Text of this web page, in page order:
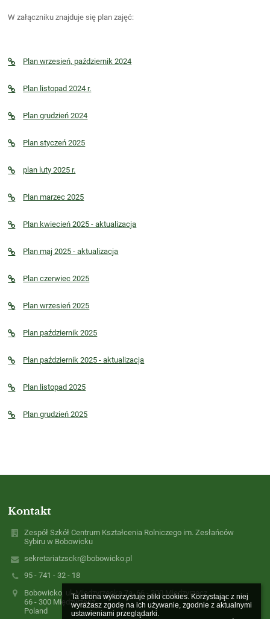
Ta strona wykorzystuje pliki cookies. Korzystając z niej
wyrażasz zgodę na ich używanie, zgodnie z aktualnymi
ustawieniami przeglądarki.
W załączniku znajduje się plan zajęć:
Plan wrzesień, październik 2024
Plan listopad 2024 r.
Plan grudzień 2024
Plan styczeń 2025
plan luty 2025 r.
Plan marzec 2025
Plan kwiecień 2025 - aktualizacja
Plan maj 2025 - aktualizacja
Plan czerwiec 2025
Plan wrzesień 2025
Plan październik 2025
Plan październik 2025 - aktualizacja
Plan listopad 2025
Plan grudzień 2025
Kontakt
Zespół Szkół Centrum Kształcenia Rolniczego im. Zesłańców
Sybiru w Bobowicku
sekretariatzsckr@bobowicko.pl
95 - 741 - 32 - 18
Bobowicko, ul. Międzyrzecka 7a, 66 - 300 Międzyrzecz
66 - 300 Międzyrzecz
Poland